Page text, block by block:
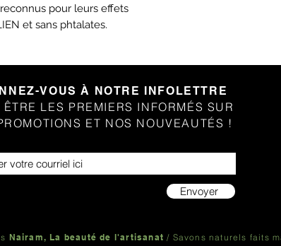
pour leurs effets
et sans phtalates.
VOUS À NOTRE INFOLETTRE
ÊTRE LES PREMIERS INFORMÉS SUR
ET NOS NOUVEAUTÉS !
Envoyer
Nairam, La beauté de l'artisanat / Savons naturels faits